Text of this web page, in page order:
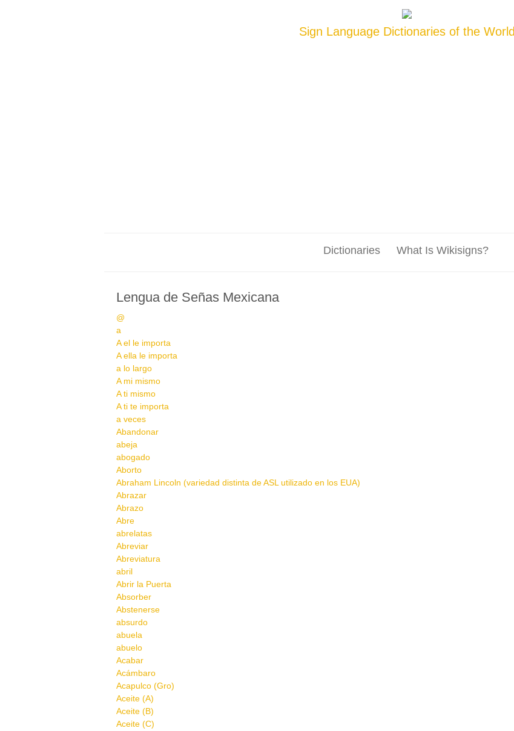
Sign Language Dictionaries of the World
Dictionaries What Is Wikisigns?
Lengua de Señas Mexicana
@
a
A el le importa
A ella le importa
a lo largo
A mi mismo
A ti mismo
A ti te importa
a veces
Abandonar
abeja
abogado
Aborto
Abraham Lincoln (variedad distinta de ASL utilizado en los EUA)
Abrazar
Abrazo
Abre
abrelatas
Abreviar
Abreviatura
abril
Abrir la Puerta
Absorber
Abstenerse
absurdo
abuela
abuelo
Acabar
Acámbaro
Acapulco (Gro)
Aceite (A)
Aceite (B)
Aceite (C)